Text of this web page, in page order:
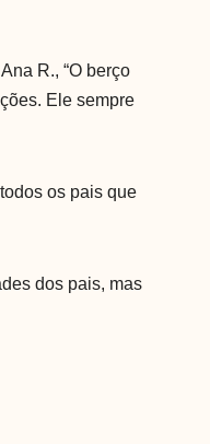
R., “O berço
Ele sempre
os pais que
dos pais, mas